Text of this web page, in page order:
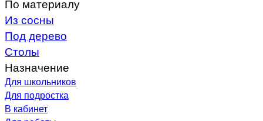
По материалу
Из сосны
Под дерево
Столы
Назначение
Для школьников
Для подростка
В кабинет